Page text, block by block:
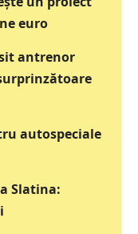
euro
antrenor
autospeciale
Slatina: